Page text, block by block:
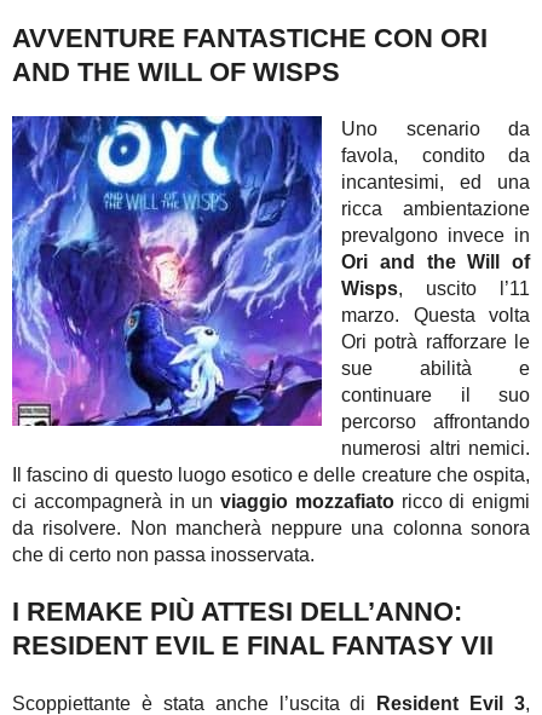
AVVENTURE FANTASTICHE CON ORI
AND THE WILL OF WISPS
Uno scenario da
favola, condito da
incantesimi, ed una
ricca ambientazione
prevalgono invece in
Ori and the Will of
Wisps, uscito l’11
marzo. Questa volta
Ori potrà rafforzare le
sue abilità e
continuare il suo
percorso affrontando
numerosi altri nemici.
Il fascino di questo luogo esotico e delle creature che ospita,
ci accompagnerà in un viaggio mozzafiatoricco di enigmi
da risolvere. Non mancherà neppure una colonna sonora
che di certo non passa inosservata.
I REMAKE PIÙ ATTESI DELL’ANNO:
RESIDENT EVIL E FINAL FANTASY VII
Scoppiettante è stata anche l’uscita di Resident Evil 3,